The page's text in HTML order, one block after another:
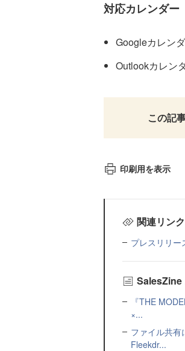
対応カレンダー
Googleカレン
Outlookカレン
この記
印刷用を表示
関連リンク
プレスリリー
SalesZine
『THE
×...
ファイル共有
Fleekdr...